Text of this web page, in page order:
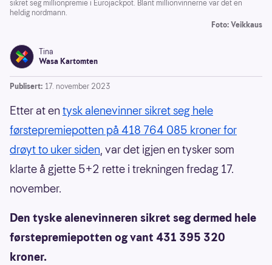
sikret seg millionpremie i Eurojackpot. Blant millionvinnerne var det en
heldig nordmann.
Foto: Veikkaus
Tina
Wasa Kartomten
Publisert: 17. november 2023
Etter at en tysk alenevinner sikret seg hele
førstepremiepotten på 418 764 085 kroner for
drøyt to uker siden, var det igjen en tysker som
klarte å gjette 5+2 rette i trekningen fredag 17.
november.
Den tyske alenevinneren sikret seg dermed hele
førstepremiepotten og vant 431 395 320
kroner.